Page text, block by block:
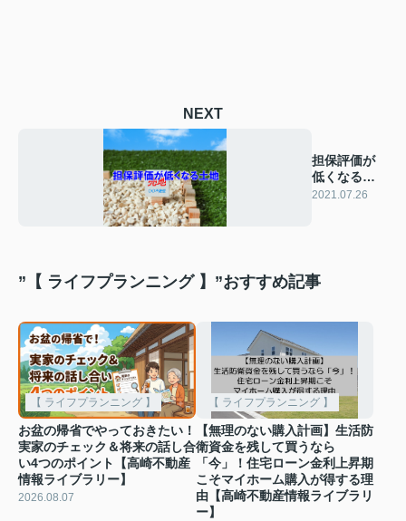
NEXT
担保評価が
低くなる土
地
2021.07.26
”【 ライフプランニング 】”おすすめ記事
【 ライフプランニング 】
お盆の帰省でやっておきたい！
実家のチェック＆将来の話し合
い4つのポイント【高崎不動産
情報ライブラリー】
2026.08.07
【 ライフプランニング 】
【無理のない購入計画】生活防
衛資金を残して買うなら
「今」！住宅ローン金利上昇期
こそマイホーム購入が得する理
由【高崎不動産情報ライブラリ
ー】